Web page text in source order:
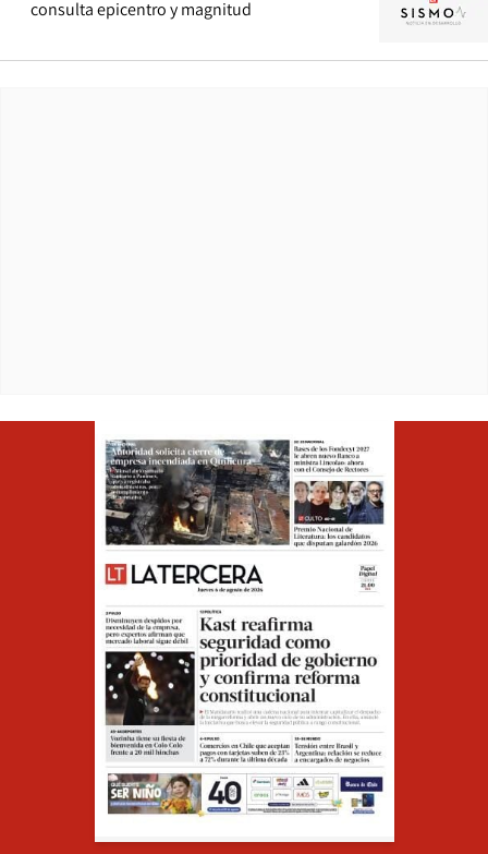
consulta epicentro y magnitud